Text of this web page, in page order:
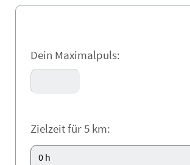
Dein Maximalpuls:
Zielzeit für 5 km: